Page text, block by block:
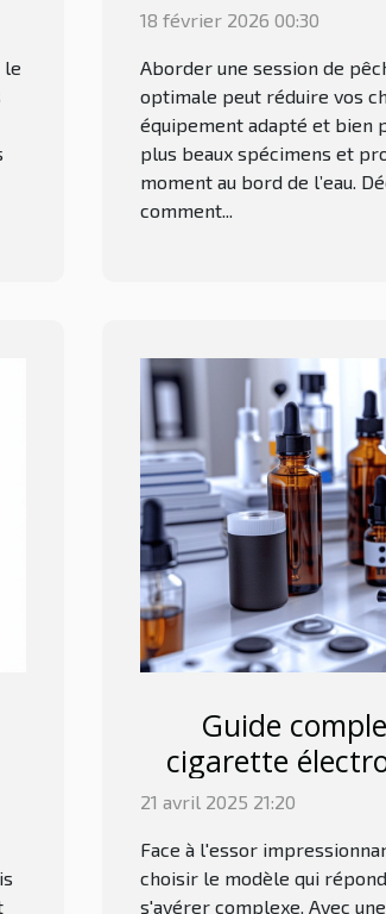
le
18 février 2026 00:30
Aborder une session de
optimale peut réduire vos
équipement adapté et bien
plus beaux spécimens et
moment au bord de l’eau.
comment...
Guide
cigarette
21 avril 2025 21:20
Face à l'essor
choisir le modèle qui
s'avérer complexe. Avec